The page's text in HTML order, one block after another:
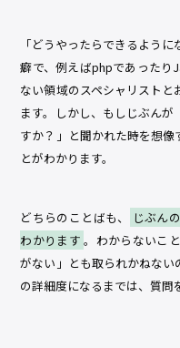
「どうやったらできるよう
癖で、例えばphpであったり
ない領域のスペシャリスト
ます。しかし、もしじぶん
すか？」と聞かれた時を想
とがわかります。
どちらのことばも、
じぶん
わかります 。わからないこ
がない」とも取られかねな
の詳細度になるまでは、質問